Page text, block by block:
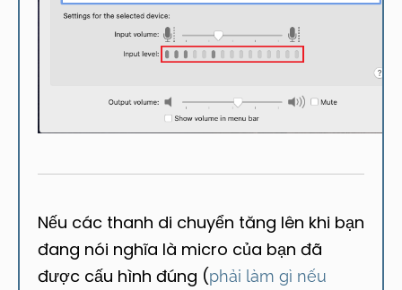
Nếu các thanh di chuyển tăng lên khi bạn
đang nói nghĩa là micro của bạn đã
được cấu hình đúng (phải làm gì nếu